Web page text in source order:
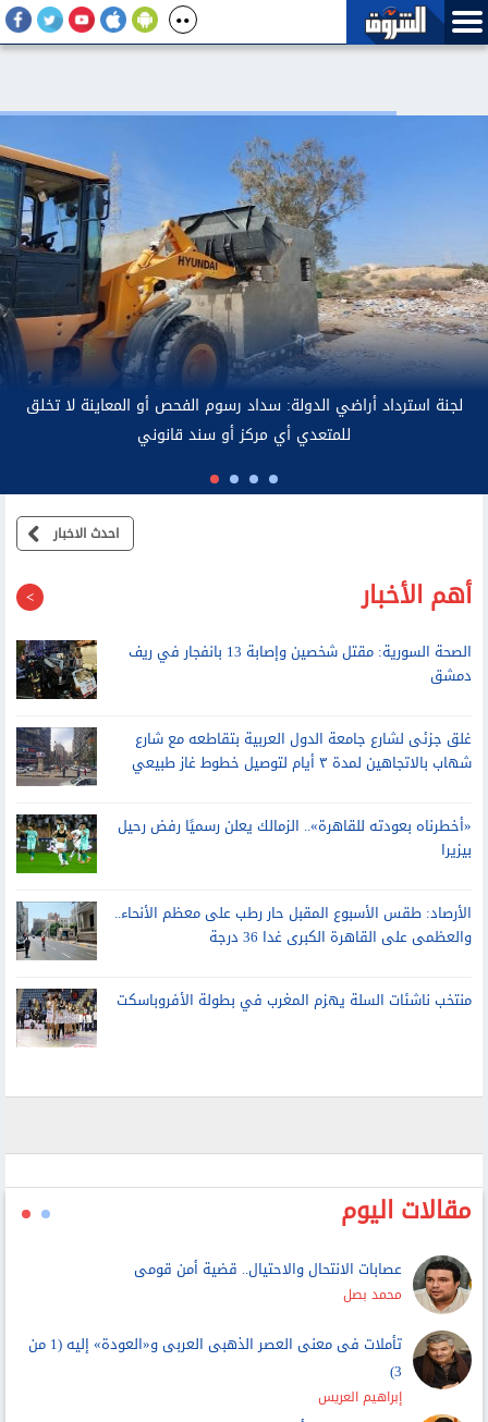
سبيل أطراف واقعة فيديو مشاجرة فتاة وسائق أوبر بكفالة مالية
قدرها 5 آلاف جنيه
احدث الاخبار
أهم الأخبار
الصحة السورية: مقتل شخصين وإصابة 13 بانفجار في ريف
دمشق
غلق جزئى لشارع جامعة الدول العربية بتقاطعه مع شارع
شهاب بالاتجاهين لمدة ٣ أيام لتوصيل خطوط غاز طبيعي
«أخطرناه بعودته للقاهرة».. الزمالك يعلن رسميًا رفض رحيل
بيزيرا
الأرصاد: طقس الأسبوع المقبل حار رطب على معظم الأنحاء..
والعظمى على القاهرة الكبرى غدا 36 درجة
منتخب ناشئات السلة يهزم المغرب في بطولة الأفروباسكت
مقالات اليوم
عصابات الانتحال والاحتيال.. قضية أمن قومى
محمد بصل
تأملات فى معنى العصر الذهبى العربى و«العودة» إليه (1 من
3)
إبراهيم العريس